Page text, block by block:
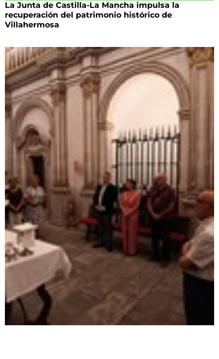
La Junta de Castilla-La Mancha impulsa la
recuperación del patrimonio histórico de
Villahermosa